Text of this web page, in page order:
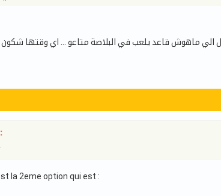
الي ماهوش قاعد يلعب في البلاصة متاعو … اي وقتها شكون
la 2eme option qui est :